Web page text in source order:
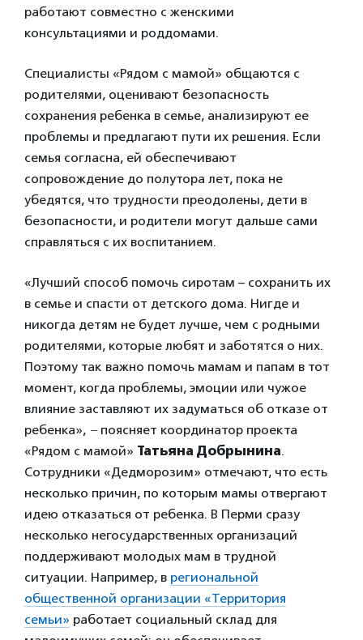
работают совместно с женскими
консультациями и роддомами.
Специалисты «Рядом с мамой» общаются с
родителями, оценивают безопасность
сохранения ребенка в семье, анализируют ее
проблемы и предлагают пути их решения. Если
семья согласна, ей обеспечивают
сопровождение до полутора лет, пока не
убедятся, что трудности преодолены, дети в
безопасности, и родители могут дальше сами
справляться с их воспитанием.
«Лучший способ помочь сиротам – сохранить их
в семье и спасти от детского дома. Нигде и
никогда детям не будет лучше, чем с родными
родителями, которые любят и заботятся о них.
Поэтому так важно помочь мамам и папам в тот
момент, когда проблемы, эмоции или чужое
влияние заставляют их задуматься об отказе от
ребенка», – поясняет координатор проекта
«Рядом с мамой» Татьяна Добрынина.
Сотрудники «Дедморозим» отмечают, что есть
несколько причин, по которым мамы отвергают
идею отказаться от ребенка. В Перми сразу
несколько негосударственных организаций
поддерживают молодых мам в трудной
ситуации. Например, в региональной
общественной организации «Территория
семьи» работает социальный склад для